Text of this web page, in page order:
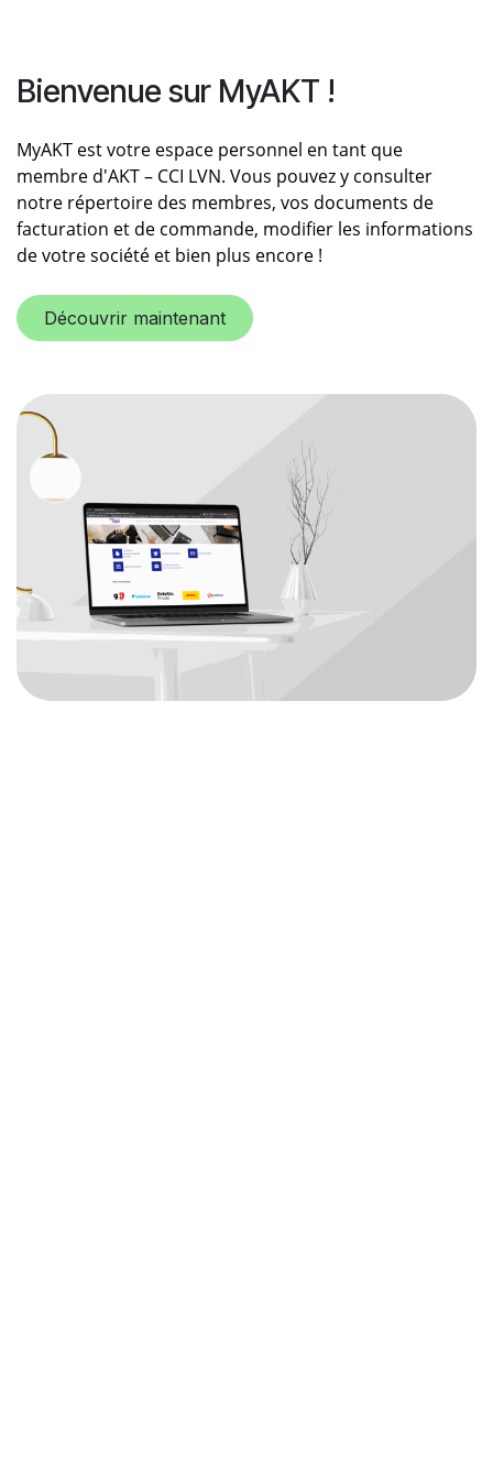
Bienvenue sur MyAKT !
MyAKT est votre espace personnel en tant que
membre d'AKT – CCI LVN. Vous pouvez y consulter
notre répertoire des membres, vos documents de
facturation et de commande, modifier les informations
de votre société et bien plus encore !
Découvrir maintenant